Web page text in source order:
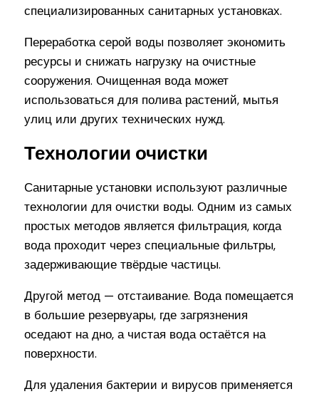
специализированных санитарных установках.
Переработка серой воды позволяет экономить
ресурсы и снижать нагрузку на очистные
сооружения. Очищенная вода может
использоваться для полива растений, мытья
улиц или других технических нужд.
Технологии очистки
Санитарные установки используют различные
технологии для очистки воды. Одним из самых
простых методов является фильтрация, когда
вода проходит через специальные фильтры,
задерживающие твёрдые частицы.
Другой метод — отстаивание. Вода помещается
в большие резервуары, где загрязнения
оседают на дно, а чистая вода остаётся на
поверхности.
Для удаления бактерии и вирусов применяется